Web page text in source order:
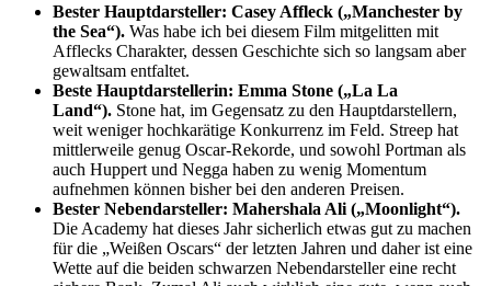
Bester Hauptdarsteller: Casey Affleck („Manchester by
the Sea“). Was habe ich bei diesem Film mitgelitten mit
Afflecks Charakter, dessen Geschichte sich so langsam aber
gewaltsam entfaltet.
Beste Hauptdarstellerin: Emma Stone („La La
Land“). Stone hat, im Gegensatz zu den Hauptdarstellern,
weit weniger hochkarätige Konkurrenz im Feld. Streep hat
mittlerweile genug Oscar-Rekorde, und sowohl Portman als
auch Huppert und Negga haben zu wenig Momentum
aufnehmen können bisher bei den anderen Preisen.
Bester Nebendarsteller: Mahershala Ali („Moonlight“).
Die Academy hat dieses Jahr sicherlich etwas gut zu machen
für die „Weißen Oscars“ der letzten Jahren und daher ist eine
Wette auf die beiden schwarzen Nebendarsteller eine recht